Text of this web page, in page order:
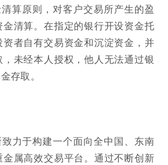
算原则，对客户交易所产生的盈
清算。在指定的银行开设资金托
者自有交易资金和沉淀资金，并
未经本人授权，他人无法通过银
存取。
力于构建一个面向全中国、东南
属高效交易平台。通过不断创新